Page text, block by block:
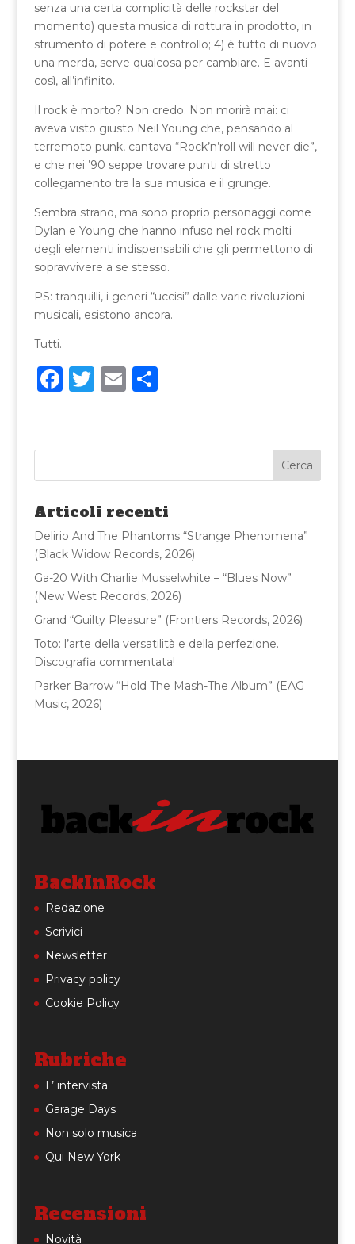
senza una certa complicità delle rockstar del
momento) questa musica di rottura in prodotto, in
strumento di potere e controllo; 4) è tutto di nuovo
una merda, serve qualcosa per cambiare. E avanti
così, all’infinito.
Il rock è morto? Non credo. Non morirà mai: ci
aveva visto giusto Neil Young che, pensando al
terremoto punk, cantava “Rock’n’roll will never die”,
e che nei ’90 seppe trovare punti di stretto
collegamento tra la sua musica e il grunge.
Sembra strano, ma sono proprio personaggi come
Dylan e Young che hanno infuso nel rock molti
degli elementi indispensabili che gli permettono di
sopravvivere a se stesso.
PS: tranquilli, i generi “uccisi” dalle varie rivoluzioni
musicali, esistono ancora.
Tutti.
F
e
b
o
o
k
T
te
r
E
l
C
di
vi
di
Articoli recenti
Delirio And The Phantoms “Strange Phenomena”
(Black Widow Records, 2026)
Ga-20 With Charlie Musselwhite – “Blues Now”
(New West Records, 2026)
Grand “Guilty Pleasure” (Frontiers Records, 2026)
Toto: l’arte della versatilità e della perfezione.
Discografia commentata!
Parker Barrow “Hold The Mash-The Album” (EAG
Music, 2026)
BackInRock
Redazione
Scrivici
Newsletter
Privacy policy
Cookie Policy
Rubriche
L’ intervista
Garage Days
Non solo musica
Qui New York
Recensioni
Novità